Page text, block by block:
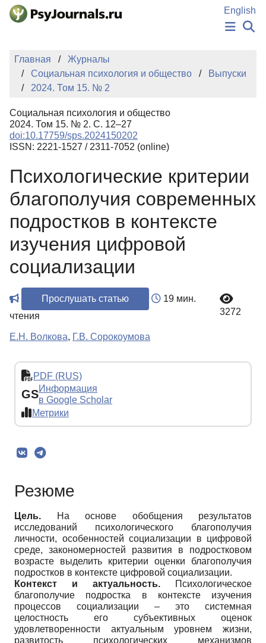
Перейти к основному содержанию
English
НОВОСТИ
ИЗДАНИЯ
БАЗА ЗНАНИЙ
КЛЮЧЕВЫЕ СЛОВА
Регистрация
Главная
Журналы
Социальная психология и общество
Выпуски
2024. Том 15. № 2
Социальная психология и общество
2024. Том 15. № 2. С. 12–27
doi:10.17759/sps.2024150202
ISSN: 2221-1527 / 2311-7052 (online)
Психологические критерии
благополучия современных
подростков в контексте
изучения цифровой
социализации
Прослушать статью
19 мин.
чтения
3272
Е.Н. Волкова, Г.В. Сорокоумова
PDF (RUS)
GSИнформация
в Google Scholar
Метрики
Резюме
Цель.
На основе обобщения результатов
исследований психологического благополучия
личности, особенностей социализации в цифровой
среде, закономерностей развития в подростковом
возрасте выделить критерии оценки благополучия
подростков в контексте цифровой социализации.
Контекст и актуальность.
Психологическое
благополучие подростка в контексте изучения
процессов социализации – это системная
целостность его субъективных оценок
удовлетворенности актуальным уровнем жизни,
развитость психологических механизмов